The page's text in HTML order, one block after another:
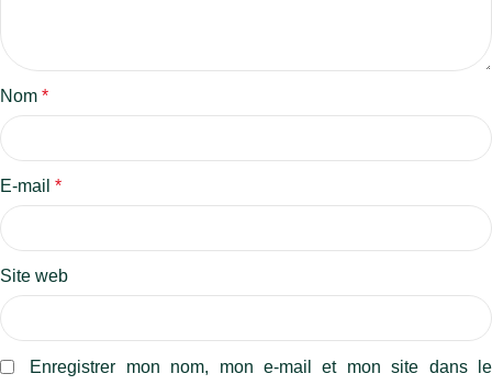
Nom *
E-mail *
Site web
Enregistrer mon nom, mon e-mail et mon site dans le